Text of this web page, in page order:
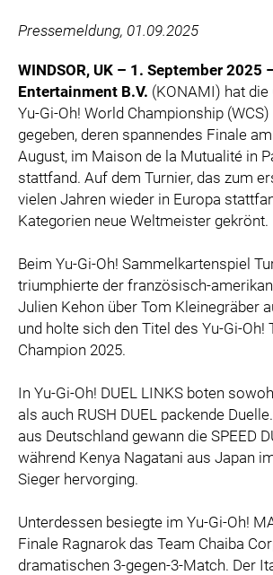
RABEA ROGGE
SWITCHBOT
SUPERUM
MEDIA
PRESSEBILDER
PRESSEKONTAKT
Pressemeldung, 01.09.2025
WINDSOR, UK – 1. September 2025
Entertainment B.V. (KONAMI) hat
Yu-Gi-Oh! World Championship
gegeben, deren spannendes Finale
August, im Maison de la Mutualité in
stattfand. Auf dem Turnier, das zum
vielen Jahren wieder in Europa
Kategorien neue Weltmeister gekrönt.
Beim Yu-Gi-Oh! Sammelkartenspiel
triumphierte der französisch-
Julien Kehon über Tom Kleinegräber
und holte sich den Titel des Yu-Gi-Oh!
Champion 2025.
In Yu-Gi-Oh! DUEL LINKS boten
als auch RUSH DUEL packende
aus Deutschland gewann die SPEED
während Kenya Nagatani aus Japan
Sieger hervorging.
Unterdessen besiegte im Yu-Gi-Oh!
Finale Ragnarok das Team Chaiba
dramatischen 3-gegen-3-Match. Der